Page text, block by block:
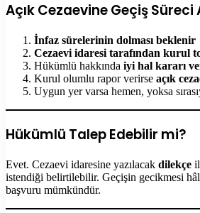
Açık Cezaevine Geçiş Süreci
İnfaz sürelerinin dolması beklenir
Cezaevi idaresi tarafından kurul
Hükümlü hakkında iyi hal kararı
Kurul olumlu rapor verirse açık
Uygun yer varsa hemen, yoksa
Hükümlü Talep Edebilir mi?
Evet. Cezaevi idaresine yazılacak dilekçe
istendiği belirtilebilir. Geçişin gecikmesi
başvuru mümkündür.